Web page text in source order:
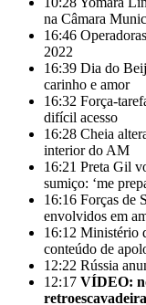
na Câmara
16:46
2022
16:39 Dia do
carinho e amor
16:32 Força-
difícil acesso
16:28 Cheia
interior do AM
16:21 Preta Gil
sumiço: ‘me
16:16 Forças de
envolvidos em
16:12 Ministério
conteúdo de
12:22 Rússia
12:17 VÍDEO: